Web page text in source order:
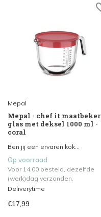
Mepal
Mepal - chef it maatbeker
glas met deksel 1000 ml -
coral
Ben jij een ervaren kok...
Op voorraad
Voor 14.00 besteld, dezelfde
(werk)dag verzonden.
Deliverytime
€17,99